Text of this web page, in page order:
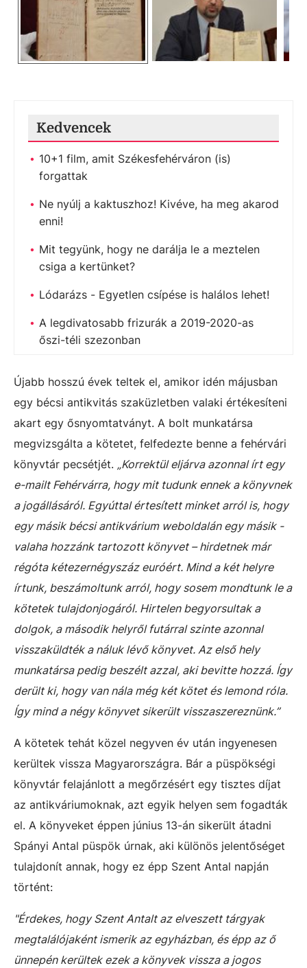
Kedvencek
10+1 film, amit Székesfehérváron (is)
forgattak
Ne nyúlj a kaktuszhoz! Kivéve, ha meg akarod
enni!
Mit tegyünk, hogy ne darálja le a meztelen
csiga a kertünket?
Lódarázs - Egyetlen csípése is halálos lehet!
A legdivatosabb frizurák a 2019-2020-as
őszi-téli szezonban
Újabb hosszú évek teltek el, amikor idén májusban
egy bécsi antikvitás szaküzletben valaki értékesíteni
akart egy ősnyomtatványt. A bolt munkatársa
megvizsgálta a kötetet, felfedezte benne a fehérvári
könyvtár pecsétjét. „Korrektül eljárva azonnal írt egy
e-mailt Fehérvárra, hogy mit tudunk ennek a könyvnek
a jogállásáról. Egyúttal értesített minket arról is, hogy
egy másik bécsi antikvárium weboldalán egy másik -
valaha hozzánk tartozott könyvet – hirdetnek már
régóta kétezernégyszáz euróért. Mind a két helyre
írtunk, beszámoltunk arról, hogy sosem mondtunk le a
kötetek tulajdonjogáról. Hirtelen begyorsultak a
dolgok, a második helyről futárral szinte azonnal
visszaküldték a náluk lévő könyvet. Az első hely
munkatársa pedig beszélt azzal, aki bevitte hozzá. Így
derült ki, hogy van nála még két kötet és lemond róla.
Így mind a négy könyvet sikerült visszaszereznünk.”
A kötetek tehát közel negyven év után ingyenesen
kerültek vissza Magyarországra. Bár a püspökségi
könyvtár felajánlott a megőrzésért egy tisztes díjat
az antikváriumoknak, azt egyik helyen sem fogadták
el. A könyveket éppen június 13-án sikerült átadni
Spányi Antal püspök úrnak, aki különös jelentőséget
tulajdonít annak, hogy ez épp Szent Antal napján
történt:
"Érdekes, hogy Szent Antalt az elveszett tárgyak
megtalálójaként ismerik az egyházban, és épp az ő
ünnepén kerültek ezek a könyvek vissza a jogos